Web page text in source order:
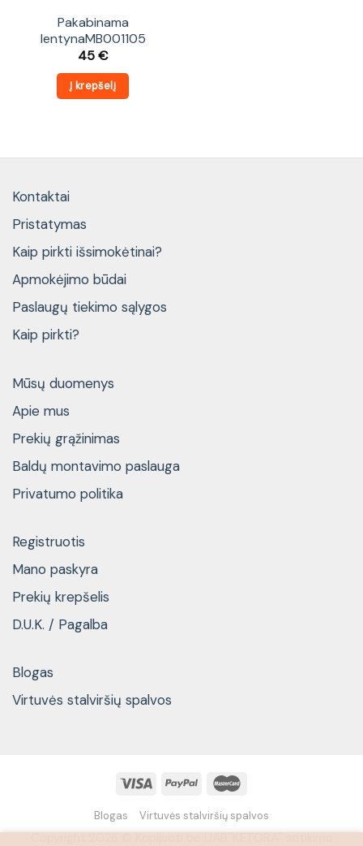
Pakabinama
lentynaMB001105
45€
Į krepšelį
Kontaktai
Pristatymas
Kaip pirkti išsimokėtinai?
Apmokėjimo būdai
Paslaugų tiekimo sąlygos
Kaip pirkti?
Mūsų duomenys
Apie mus
Prekių grąžinimas
Baldų montavimo paslauga
Privatumo politika
Registruotis
Mano paskyra
Prekių krepšelis
D.U.K. / Pagalba
Blogas
Virtuvės stalviršių spalvos
Blogas Virtuvės stalviršių spalvos